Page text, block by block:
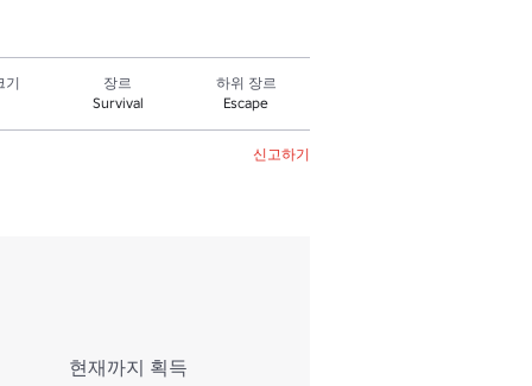
기
장르
Survival
하위 장르
Escape
신고하기
현재까지 획득